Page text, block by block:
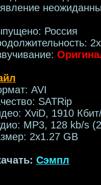
Россия
AVI
SATRip
XviD, 1910
MP3, 128 kb/s
2х1.27 GB
Сэмпл